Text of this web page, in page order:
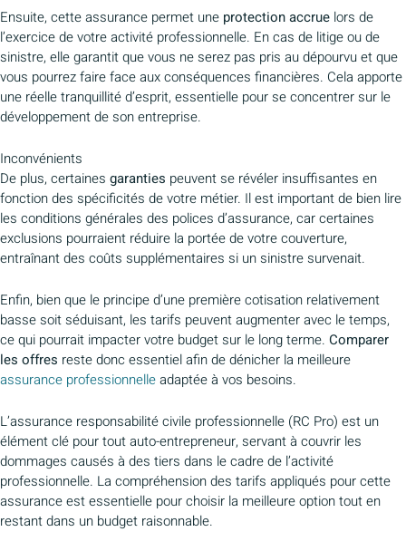
Ensuite, cette assurance permet une protection accrue lors de
l’exercice de votre activité professionnelle. En cas de litige ou de
sinistre, elle garantit que vous ne serez pas pris au dépourvu et que
vous pourrez faire face aux conséquences financières. Cela apporte
une réelle tranquillité d’esprit, essentielle pour se concentrer sur le
développement de son entreprise.
Inconvénients
De plus, certaines garanties peuvent se révéler insuffisantes en
fonction des spécificités de votre métier. Il est important de bien lire
les conditions générales des polices d’assurance, car certaines
exclusions pourraient réduire la portée de votre couverture,
entraînant des coûts supplémentaires si un sinistre survenait.
Enfin, bien que le principe d’une première cotisation relativement
basse soit séduisant, les tarifs peuvent augmenter avec le temps,
ce qui pourrait impacter votre budget sur le long terme. Comparer
les offres reste donc essentiel afin de dénicher la meilleure
assurance professionnelleadaptée à vos besoins.
L’assurance responsabilité civile professionnelle (RC Pro) est un
élément clé pour tout auto-entrepreneur, servant à couvrir les
dommages causés à des tiers dans le cadre de l’activité
professionnelle. La compréhension des tarifs appliqués pour cette
assurance est essentielle pour choisir la meilleure option tout en
restant dans un budget raisonnable.